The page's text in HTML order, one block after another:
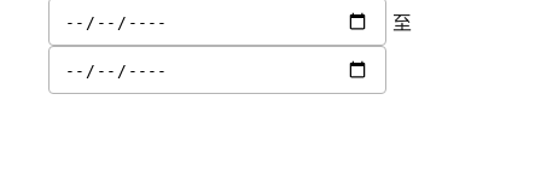
至
計畫通過截止區間